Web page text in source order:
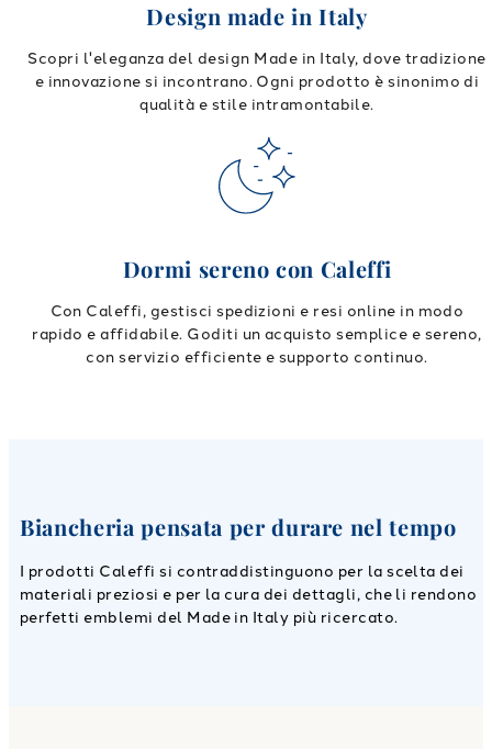
Design made in Italy
Scopri l'eleganza del design Made in Italy, dove tradizione
e innovazione si incontrano. Ogni prodotto è sinonimo di
qualità e stile intramontabile.
Dormi sereno con Caleffi
Con Caleffi, gestisci spedizioni e resi online in modo
rapido e affidabile. Goditi un acquisto semplice e sereno,
con servizio efficiente e supporto continuo.
Biancheria pensata per durare nel tempo
I prodotti Caleffi si contraddistinguono per la scelta dei
materiali preziosi e per la cura dei dettagli, che li rendono
perfetti emblemi del Made in Italy più ricercato.